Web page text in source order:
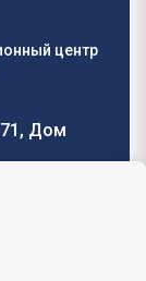
центр
71, Дом